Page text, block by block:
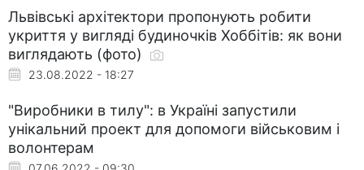
Львівські архітектори пропонують робити
укриття у вигляді будиночків Хоббітів: як вони
виглядають (фото)
23.08.2022 - 18:27
"Виробники в тилу": в Україні запустили
унікальний проект для допомоги військовим і
волонтерам